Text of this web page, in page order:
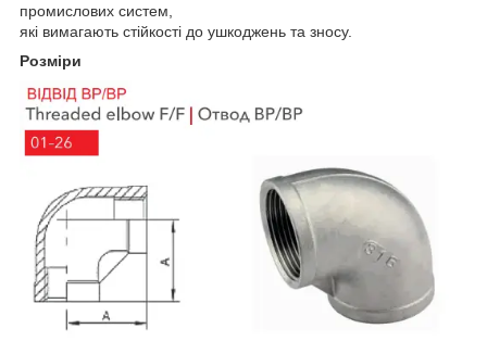
промислових систем,
які вимагають стійкості до ушкоджень та зносу.
Розміри